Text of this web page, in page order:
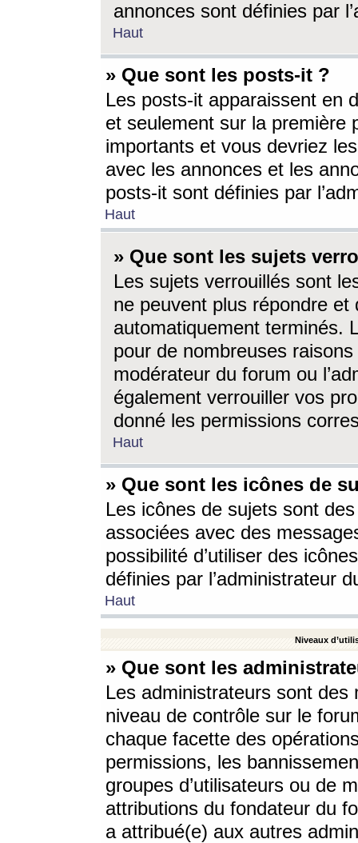
annonces sont définies par
Haut
» Que sont les posts-it ?
Les posts-it apparaissent en
et seulement sur la première
importants et vous devriez
avec les annonces et les
posts-it sont définies par
Haut
» Que sont les sujets
Les sujets verrouillés sont
ne peuvent plus répondre
automatiquement terminés.
pour de nombreuses
modérateur du forum ou
également verrouiller vos
donné les permissions
Haut
» Que sont les icônes de
Les icônes de sujets sont
associées avec des
possibilité d’utiliser des
définies par l’administrateur
Haut
Niveaux
» Que sont les
Les administrateurs sont
niveau de contrôle sur le
chaque facette des
permissions, les
groupes d’utilisateurs ou de
attributions du fondateur du
a attribué(e) aux autres